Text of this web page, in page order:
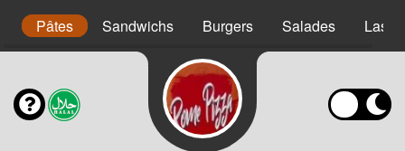
Pâtes Sandwichs Burgers Salades